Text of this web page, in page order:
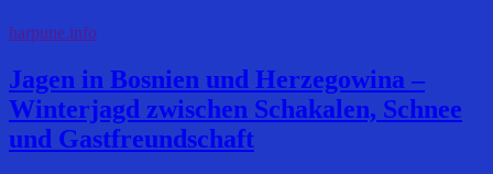
harpune.info
Jagen in Bosnien und Herzegowina –
Winterjagd zwischen Schakalen, Schnee
und Gastfreundschaft